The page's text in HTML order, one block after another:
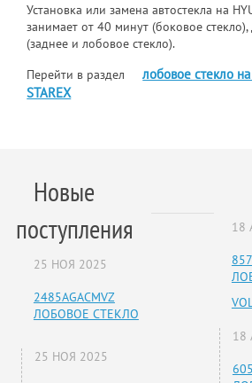
Установка или замена автостекла на
занимает от 40 минут (боковое
(заднее и лобовое стекло).
Перейти в раздел
лобовое стекло
STAREX
Новые
поступления
25 НОЯ 2025
2485AGACMVZ
ЛОБОВОЕ СТЕКЛО
25 НОЯ 2025
18
18